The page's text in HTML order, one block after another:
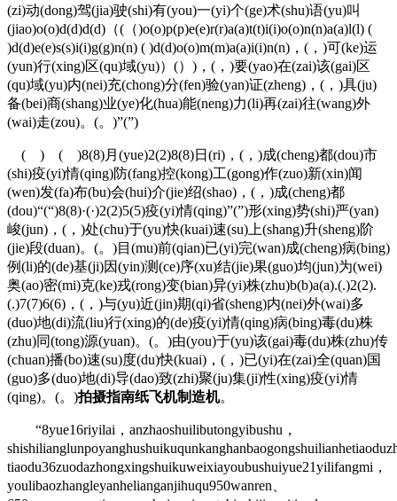
(zi)动(dong)驾(jia)驶(shi)有(you)一(yi)个(ge)术(shu)语(yu)叫
(jiao)o(o)d(d)d(d)（(（)o(o)p(p)e(e)r(r)a(a)t(t)i(i)o(o)n(n)a(a)l(l) (
)d(d)e(e)s(s)i(i)g(g)n(n) ( )d(d)o(o)m(m)a(a)i(i)n(n)，(，)可(ke)运
(yun)行(xing)区(qu)域(yu)）(）)，(，)要(yao)在(zai)该(gai)区
(qu)域(yu)内(nei)充(chong)分(fen)验(yan)证(zheng)，(，)具(ju)
备(bei)商(shang)业(ye)化(hua)能(neng)力(li)再(zai)往(wang)外
(wai)走(zou)。(。)”(”)
( ) ( )8(8)月(yue)2(2)8(8)日(ri)，(，)成(cheng)都(dou)市
(shi)疫(yi)情(qing)防(fang)控(kong)工(gong)作(zuo)新(xin)闻
(wen)发(fa)布(bu)会(hui)介(jie)绍(shao)，(，)成(cheng)都
(dou)“(“)8(8)·(·)2(2)5(5)疫(yi)情(qing)”(”)形(xing)势(shi)严(yan)
峻(jun)，(，)处(chu)于(yu)快(kuai)速(su)上(shang)升(sheng)阶
(jie)段(duan)。(。)目(mu)前(qian)已(yi)完(wan)成(cheng)病(bing)
例(li)的(de)基(ji)因(yin)测(ce)序(xu)结(jie)果(guo)均(jun)为(wei)
奥(ao)密(mi)克(ke)戎(rong)变(bian)异(yi)株(zhu)b(b)a(a).(.)2(2).
(.)7(7)6(6)，(，)与(yu)近(jin)期(qi)省(sheng)内(nei)外(wai)多
(duo)地(di)流(liu)行(xing)的(de)疫(yi)情(qing)病(bing)毒(du)株
(zhu)同(tong)源(yuan)。(。)由(you)于(yu)该(gai)毒(du)株(zhu)传
(chuan)播(bo)速(su)度(du)快(kuai)，(，)已(yi)在(zai)全(quan)国
(guo)多(duo)地(di)导(dao)致(zhi)聚(ju)集(ji)性(xing)疫(yi)情
(qing)。(。)拍摄指南纸飞机制造机。
“8yue16riyilai，anzhaoshuilibutongyibushu，
tiaodu36zuodazhongxingshuikuweixiayoubushuiyue21yilifangmi，
youlibaozhangleyanhelianganjihuqu950wanren、